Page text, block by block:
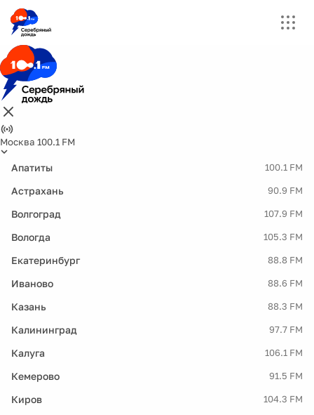
Москва 100.1 FM
Апатиты 100.1 FM
Астрахань 90.9 FM
Волгоград 107.9 FM
Вологда 105.3 FM
Екатеринбург 88.8 FM
Иваново 88.6 FM
Казань 88.3 FM
Калининград 97.7 FM
Калуга 106.1 FM
Кемерово 91.5 FM
Киров 104.3 FM